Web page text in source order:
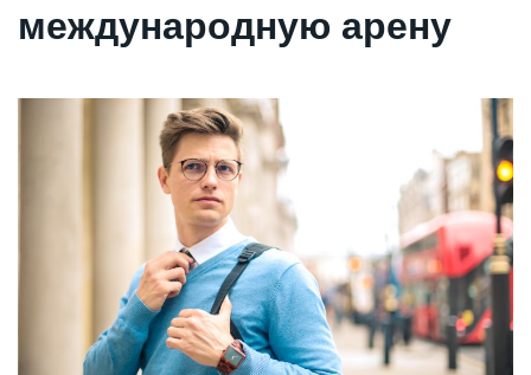
международную арену